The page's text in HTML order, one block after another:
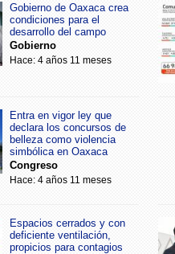
Gobierno de Oaxaca crea
condiciones para el
desarrollo del campo
Gobierno
Hace: 4 años 11 meses
Entra en vigor ley que
declara los concursos de
belleza como violencia
simbólica en Oaxaca
Congreso
Hace: 4 años 11 meses
Espacios cerrados y con
deficiente ventilación,
propicios para contagios